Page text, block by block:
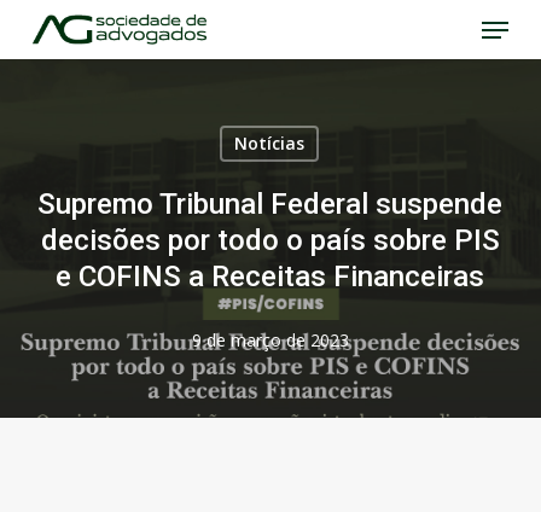
Skip
to
Menu
Notícias
Supremo Tribunal Federal suspende
decisões por todo o país sobre PIS
e COFINS a Receitas Financeiras
9 de março de 2023